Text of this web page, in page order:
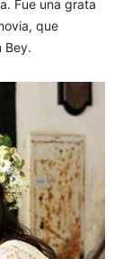
Fue una grata
que
Bey.